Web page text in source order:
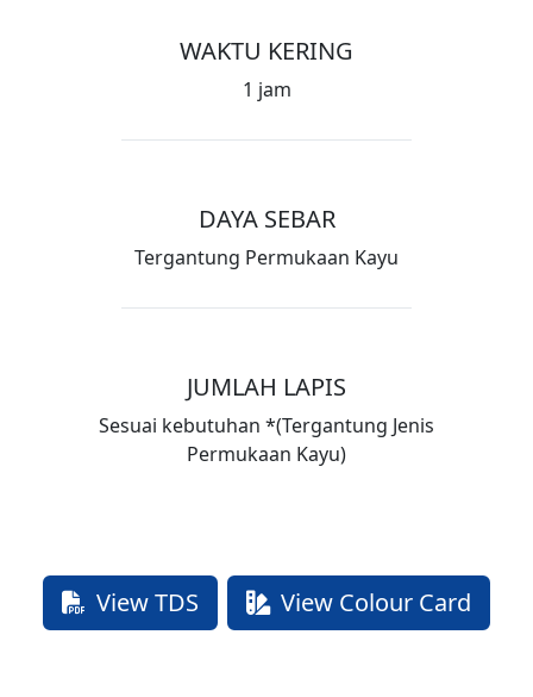
WAKTU KERING
1 jam
DAYA SEBAR
Tergantung Permukaan Kayu
JUMLAH LAPIS
Sesuai kebutuhan *(Tergantung Jenis
Permukaan Kayu)
View TDS View Colour Card